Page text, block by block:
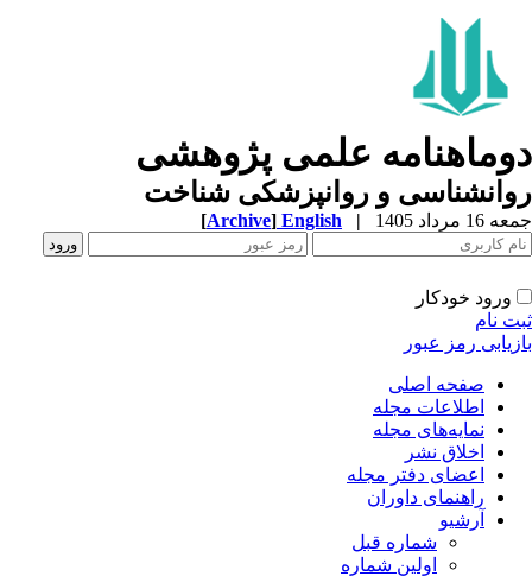
علمی پژوهشی
و روانپزشکی شناخت
مرداد 1405 |
English
[Archive]
ورود خودکار
نام
رمز عبور
صفحه اصلی
اطلاعات مجله
نمایه‌های مجله
اخلاق نشر
اعضای دفتر مجله
راهنمای داوران
آرشیو
شماره قبل
اولین شماره